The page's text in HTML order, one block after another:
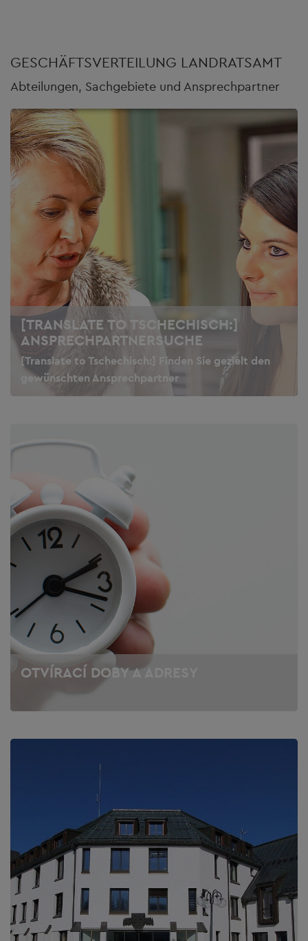
GESCHÄFTSVERTEILUNG LANDRATSAMT
Abteilungen, Sachgebiete und Ansprechpartner
[TRANSLATE TO TSCHECHISCH:]
ANSPRECHPARTNERSUCHE
[Translate to Tschechisch:] Finden Sie gezielt den
gewünschten Ansprechpartner
OTVÍRACÍ DOBY A ADRESY